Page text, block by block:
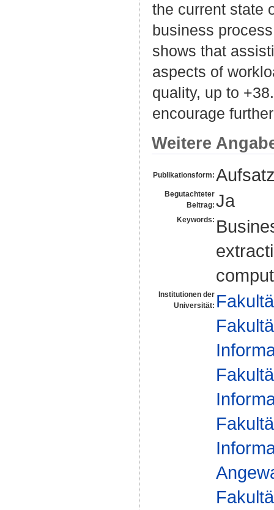
the current state
business
shows that
aspects of
quality, up to
encourage
Weitere
Publikationsform:
Begutachteter
Beitrag: Ja
Keywords:
Institutionen der
Universität: